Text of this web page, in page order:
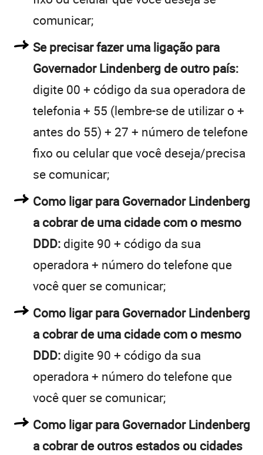
comunicar;
Se precisar fazer uma ligação para
Governador Lindenberg de outro país:
digite 00 + código da sua operadora de
telefonia + 55 (lembre-se de utilizar o +
antes do 55) + 27 + número de telefone
fixo ou celular que você deseja/precisa
se comunicar;
Como ligar para Governador Lindenberg
a cobrar de uma cidade com o mesmo
DDD: digite 90 + código da sua
operadora + número do telefone que
você quer se comunicar;
Como ligar para Governador Lindenberg
a cobrar de uma cidade com o mesmo
DDD: digite 90 + código da sua
operadora + número do telefone que
você quer se comunicar;
Como ligar para Governador Lindenberg
a cobrar de outros estados ou cidades